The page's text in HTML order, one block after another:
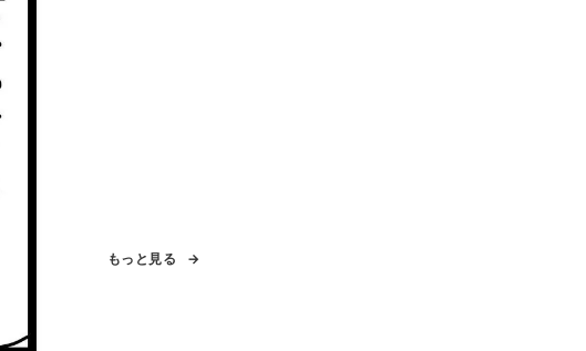
もっと見る